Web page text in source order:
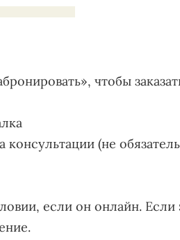
чтобы
(не
если он онлайн. Если